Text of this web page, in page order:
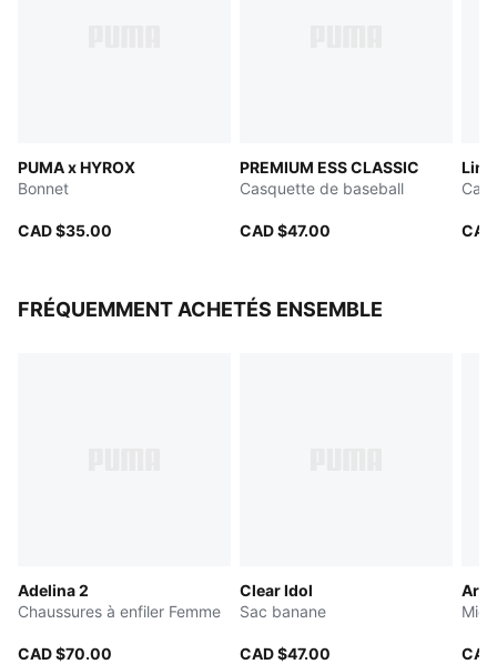
PUMA x HYROX
Bonnet
CAD $35.00
PREMIUM ESS CLASSIC
Casquette de baseball
CAD $47.00
FRÉQUEMMENT ACHETÉS ENSEMBLE
Adelina 2
Chaussures à enfiler Femme
CAD $70.00
Clear Idol
Sac banane
CAD $47.00